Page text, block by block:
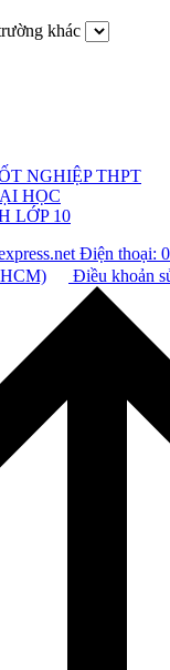
khác
NGHIỆP THPT
HỌC
LỚP 10
Điện thoại:
HCM)
Điều khoản